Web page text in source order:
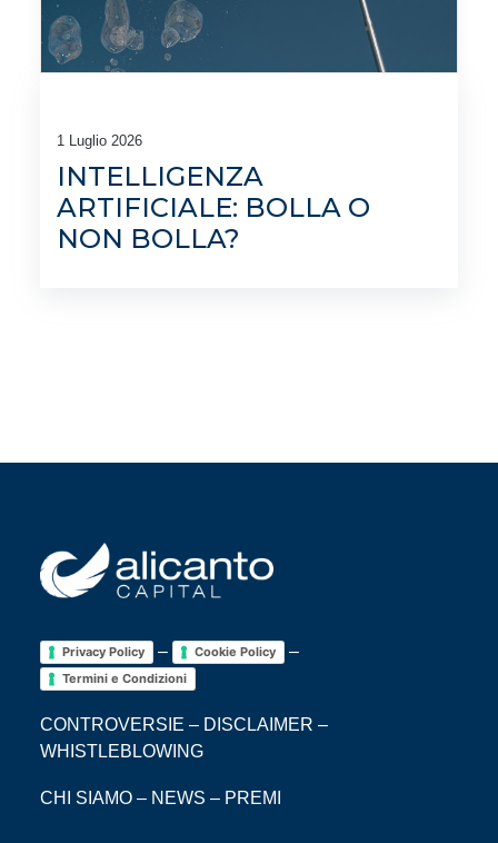
1 Luglio 2026
INTELLIGENZA
ARTIFICIALE: BOLLA O
NON BOLLA?
Privacy Policy – Cookie Policy –
Termini e Condizioni
CONTROVERSIE – DISCLAIMER –
WHISTLEBLOWING
CHI SIAMO – NEWS – PREMI